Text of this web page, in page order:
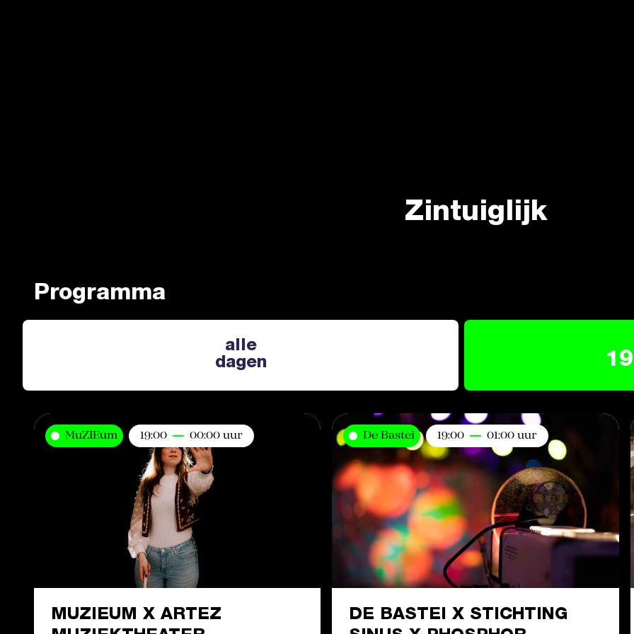
Zintuiglijk
Programma
alle
dagen
19
MuZIEum 19:00 00:00 uur
MUZIEUM X ARTEZ
De Bastei 19:00 01:00 uur
DE BASTEI X STICHTING